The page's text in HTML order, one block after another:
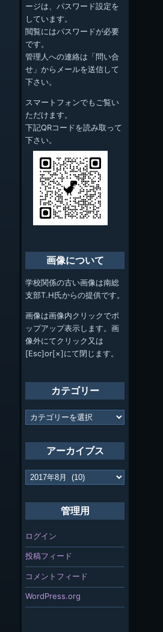
ージは、パスワード設定を
しています。
閲覧にはパスワードが必要
です。
管理人への連絡は「問い合
せ」からメールを送信して
下さい。
スマートフォンでもご覧い
ただけます。
下記QRコードを読み取って
下さい。
画像について
学校関係の古い画像は南総
支部T.H氏からの提供です。
画像は画像内クリックでポ
ップアップ表示します。画
像外にてクリック又は
[Esc]or[×]にて閉じます。
カテゴリー
カ
テ
ー
アーカイブス
ア
ー
管理用
ログイン
投稿フィード
コメントフィード
WordPress.org